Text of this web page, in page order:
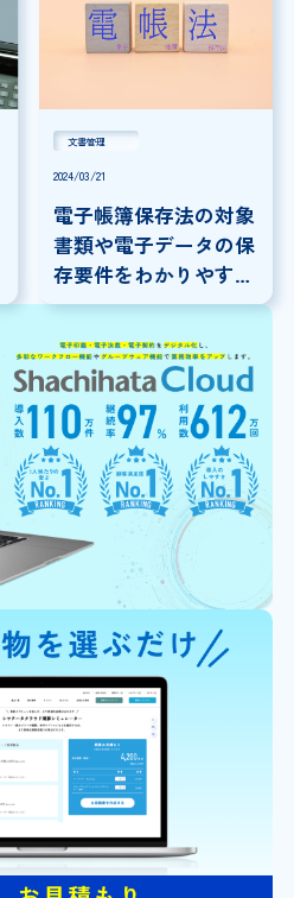
文書管理
2024/03/21
電子帳簿保存法の対象
書類や電子データの保
存要件をわかりやすく
解説